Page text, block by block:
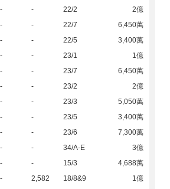
- - 22/2
2億
- - 22/7
6,450萬
- - 22/5
3,400萬
- - 23/1
1億
- - 23/7
6,450萬
- - 23/2
2億
- - 23/3
5,050萬
- - 23/5
3,400萬
- - 23/6
7,300萬
- - 34/A-E
3億
- - 15/3
4,688萬
- 2,582 18/8&9
1億